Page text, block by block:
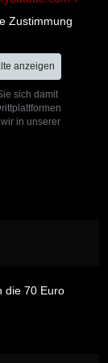
Zustimmung
anzeigen
sich damit
in unserer
die 70 Euro